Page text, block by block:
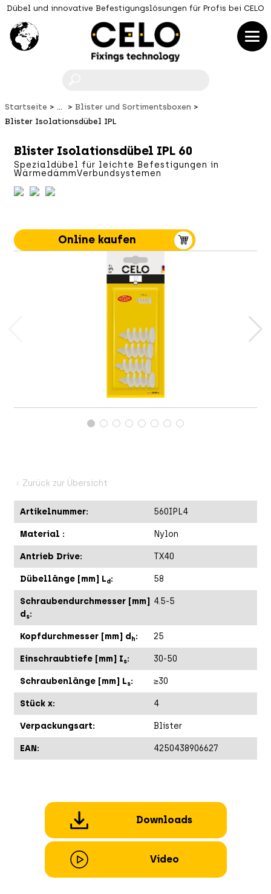
Dübel und innovative Befestigungslösungen für Profis bei CELO
Startseite ...
Blister und Sortimentsboxen
Blister Isolationsdübel IPL
Blister Isolationsdübel IPL 60
Spezialdübel für leichte Befestigungen in
Wärmedämm­Verbundsystemen
Online kaufen
A Zurück zur Übersicht
Artikelnummer: 560IPL4
Material : Nylon
Antrieb Drive: TX40
Dübellänge [mm] Ld: 58
Schraubendurchmesser [mm]
d s:
4.5-5
Kopfdurchmesser [mm] d h: 25
Einschraubtiefe [mm] Is: 30-50
Schraubenlänge [mm] Ls: ≥30
Stück x: 4
Verpackungsart: Blister
EAN: 4250438906627
Downloads
Video